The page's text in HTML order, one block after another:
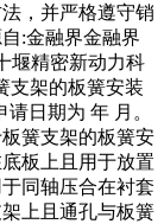
，并严格遵守销
:金融界金融界
堰精密新动力科
支架的板簧安装
日期为 年 月。
簧支架的板簧安
板上且用于放置
同轴压合在衬套
上且通孔与板簧